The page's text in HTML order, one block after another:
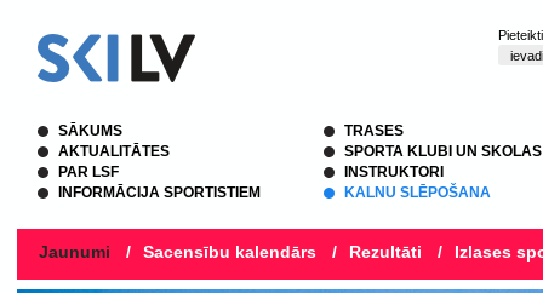
SĀKUMS
AKTUALITĀTES
PAR LSF
INFORMĀCIJA SPORTISTIEM
TRASES
SPORTA KLUBI UN SKOLAS
INSTRUKTORI
KALNU SLĒPOŠANA
Jaunumi / Sacensību kalendārs / Rezultāti / Izlases